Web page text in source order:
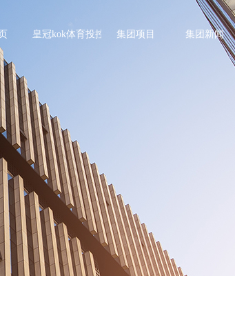
皇冠kok体育投控 集团项目 集团新闻